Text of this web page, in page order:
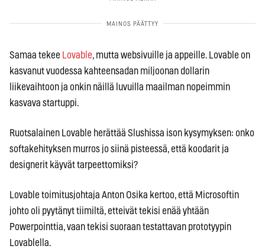
Samaa tekee Lovable, mutta websivuille ja appeille. Lovable on
kasvanut vuodessa kahteensadan miljoonan dollarin
liikevaihtoon ja onkin näillä luvuilla maailman nopeimmin
kasvava startuppi.
Ruotsalainen Lovable herättää Slushissa ison kysymyksen: onko
softakehityksen murros jo siinä pisteessä, että koodarit ja
designerit käyvät tarpeettomiksi?
Lovable toimitusjohtaja Anton Osika kertoo, että Microsoftin
johto oli pyytänyt tiimiltä, etteivät tekisi enää yhtään
Powerpointtia, vaan tekisi suoraan testattavan prototyypin
Lovablella.